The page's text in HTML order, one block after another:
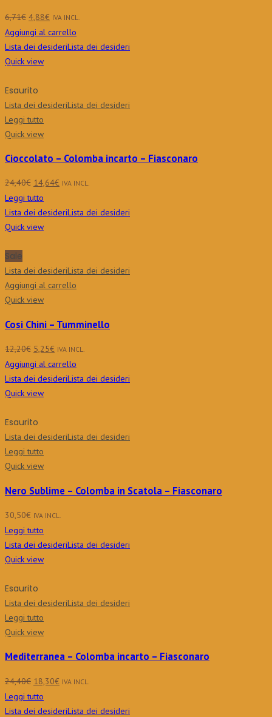
6,71€ Il
prezzo
originale
era:
4,88€ Il
prezzo
attuale
IVA INCL.
Aggiungi al carrello
Lista dei desideriLista dei desideri
Quick view
Esaurito
Lista dei desideriLista dei desideri
Leggi tutto
Quick view
Cioccolato – Colomba incarto – Fiasconaro
24,40€ Il
prezzo
originale
era:
14,64€ Il
attuale
IVA INCL.
Leggi tutto
Lista dei desideriLista dei desideri
Quick view
Sale
Lista dei desideriLista dei desideri
Aggiungi al carrello
Quick view
Cosi Chini – Tumminello
12,20€ Il
prezzo
originale
era:
5,25€ Il
prezzo
attuale
IVA INCL.
Aggiungi al carrello
Lista dei desideriLista dei desideri
Quick view
Esaurito
Lista dei desideriLista dei desideri
Leggi tutto
Quick view
Nero Sublime – Colomba in Scatola – Fiasconaro
30,50€ IVA INCL.
Leggi tutto
Lista dei desideriLista dei desideri
Quick view
Esaurito
Lista dei desideriLista dei desideri
Leggi tutto
Quick view
Mediterranea – Colomba incarto – Fiasconaro
24,40€ Il
prezzo
originale
18,30€ Il
attuale
IVA INCL.
Leggi tutto
Lista dei desideriLista dei desideri